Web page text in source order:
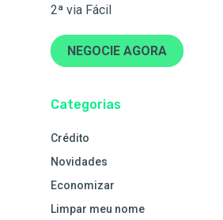
2ª via Fácil
NEGOCIE AGORA
Categorias
Crédito
Novidades
Economizar
Limpar meu nome